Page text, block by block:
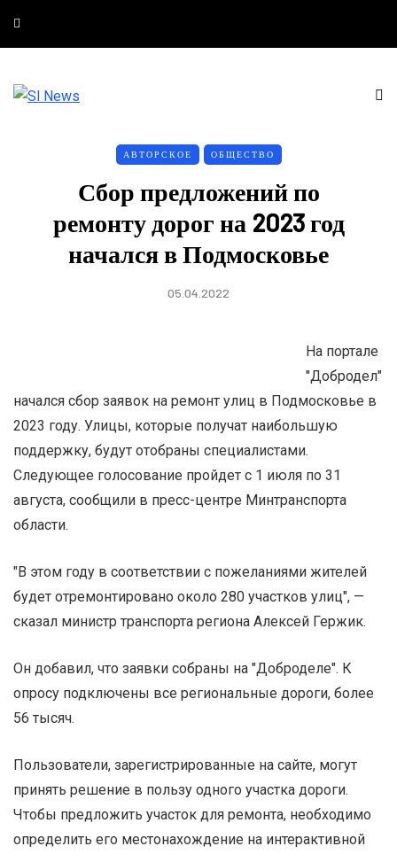
АВТОРСКОЕ ОБЩЕСТВО
Сбор предложений по
ремонту дорог на 2023 год
начался в Подмосковье
05.04.2022
На портале
"Добродел"
начался сбор заявок на ремонт улиц в Подмосковье в
2023 году. Улицы, которые получат наибольшую
поддержку, будут отобраны специалистами.
Следующее голосование пройдет с 1 июля по 31
августа, сообщили в пресс-центре Минтранспорта
области.
"В этом году в соответствии с пожеланиями жителей
будет отремонтировано около 280 участков улиц", —
сказал министр транспорта региона Алексей Гержик.
Он добавил, что заявки собраны на "Доброделе". К
опросу подключены все региональные дороги, более
56 тысяч.
Пользователи, зарегистрированные на сайте, могут
принять решение в пользу одного участка дороги.
Чтобы предложить участок для ремонта, необходимо
определить его местонахождение на интерактивной